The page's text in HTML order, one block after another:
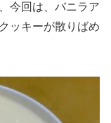
今回は、バニラア
ッキーが散りばめ